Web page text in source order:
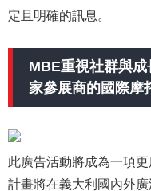
定且明確的訊息。
MBE重視社群與
家參展商的國際摩
此廣告活動將成為一項
計畫將在義大利國內外